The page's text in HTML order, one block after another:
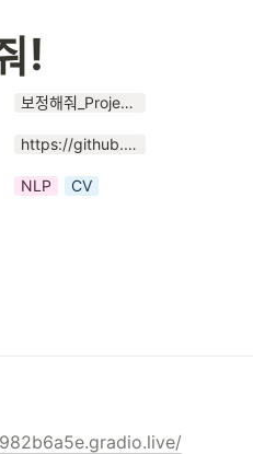
!
보정해줘_Project_23_2.pdf
https://github.com/AIKU-Official/aiku-23-2-haejwo
NLP CV